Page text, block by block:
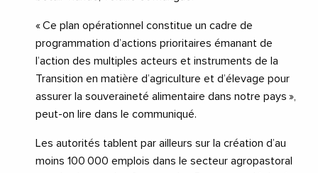
« Ce plan opérationnel constitue un cadre de
programmation d’actions prioritaires émanant de
l’action des multiples acteurs et instruments de la
Transition en matière d’agriculture et d’élevage pour
assurer la souveraineté alimentaire dans notre pays »,
peut-on lire dans le communiqué.
Les autorités tablent par ailleurs sur la création d’au
moins 100 000 emplois dans le secteur agropastoral